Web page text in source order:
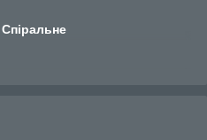
Спіральне